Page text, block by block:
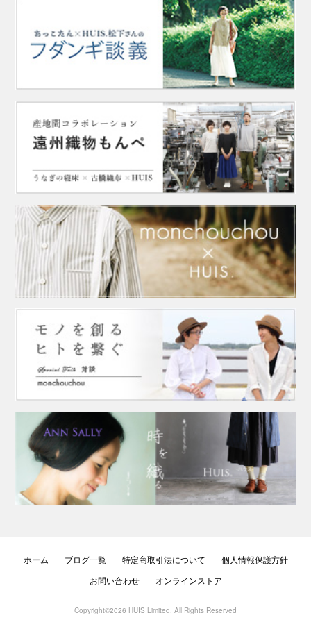
ホーム ブログ一覧 特定商取引法について
個人情報保護方針
お問い合わせ
オンラインストア
Copyright©2026 HUIS Limited. All Rights Reserved